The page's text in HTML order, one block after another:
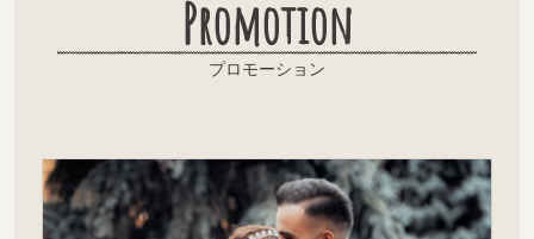
Promotion
プロモーション